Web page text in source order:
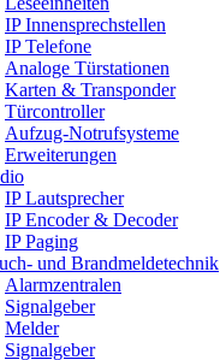
IP Innensprechstellen
IP Telefone
Analoge Türstationen
Karten & Transponder
Türcontroller
Aufzug-Notrufsysteme
Erweiterungen
IP Lautsprecher
IP Encoder & Decoder
IP Paging
und Brandmeldetechnik
Alarmzentralen
Signalgeber
Melder
Signalgeber